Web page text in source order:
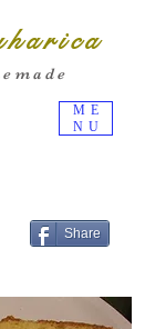
ME
NU
Share